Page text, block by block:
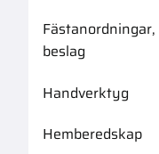
Fästanordningar,
beslag
Handverktyg
Hemberedskap